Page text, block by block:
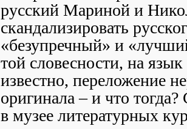
русский Мариной и
скандализировать
«безупречный» и
той словесности, на
известно, переложение
оригинала – и что тогда?
в музее литературных